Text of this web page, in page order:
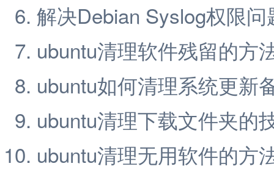
解决Debian Syslog权限
ubuntu清理软件残留的方
ubuntu如何清理系统更新
ubuntu清理下载文件夹的
ubuntu清理无用软件的方